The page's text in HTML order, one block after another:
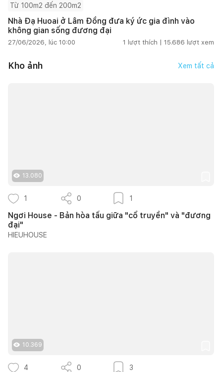
Từ 100m2 đến 200m2
Nhà Đạ Huoai ở Lâm Đồng đưa ký ức gia đình vào
không gian sống đương đại
27/06/2026, lúc 10:00 1 lượt thích | 15.686 lượt xem
Kho ảnh Xem tất cả
13.080
1 0 1
Ngơi House - Bản hòa tấu giữa "cổ truyền" và "đương
đại"
HIEUHOUSE
10.369
4 0 3